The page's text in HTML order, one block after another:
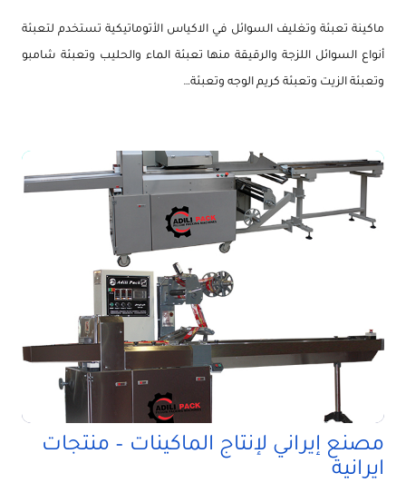
ماكينة تعبئة وتغليف السوائل في الاكياس الأتوماتيكية تستخدم لتعبئة
أنواع السوائل اللزجة والرقيقة منها تعبئة الماء والحليب وتعبئة شامبو
وتعبئة الزيت وتعبئة كريم الوجه وتعبئة…
مصنع إيراني لإنتاج الماكينات – منتجات
ايرانية